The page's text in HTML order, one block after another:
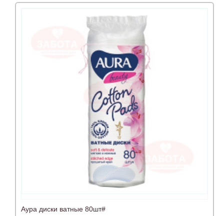
Аура диски ватные 80шт#